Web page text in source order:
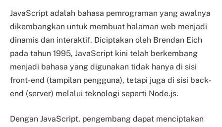
JavaScript adalah bahasa pemrograman yang awalnya
dikembangkan untuk membuat halaman web menjadi
dinamis dan interaktif. Diciptakan oleh Brendan Eich
pada tahun 1995, JavaScript kini telah berkembang
menjadi bahasa yang digunakan tidak hanya di sisi
front-end (tampilan pengguna), tetapi juga di sisi back-
end (server) melalui teknologi seperti Node.js.
Dengan JavaScript, pengembang dapat menciptakan